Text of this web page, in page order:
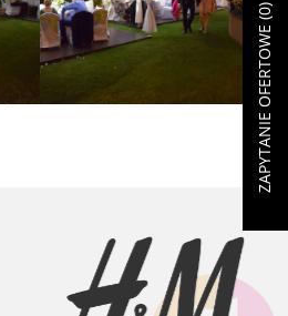
ZAPYTANIE OFERTOWE (
0
)